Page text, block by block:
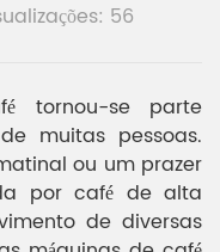
56
tornou-se parte
muitas pessoas.
ou um prazer
por café de alta
de diversas